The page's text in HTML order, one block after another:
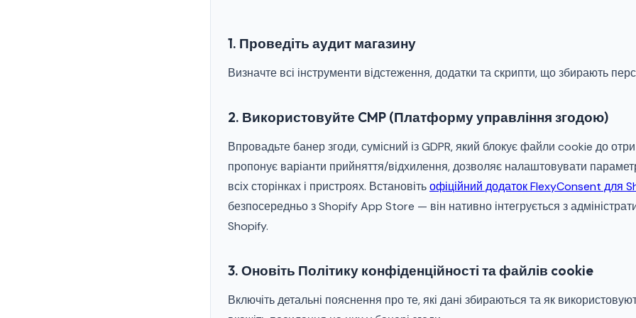
1. Проведіть аудит магазину
Визначте всі інструменти відстеження, додатки та скрипти, що збирають
2. Використовуйте CMP (Платформу управління згодою)
Впровадьте банер згоди, сумісний із GDPR, який блокує файли cookie до
пропонує варіанти прийняття/відхилення, дозволяє налаштовувати
всіх сторінках і пристроях. Встановітьофіційний додаток FlexyConsent для
безпосередньо з Shopify App Store — він нативно інтегрується з
Shopify.
3. Оновіть Політику конфіденційності та файлів cookie
Включіть детальні пояснення про те, які дані збираються та як